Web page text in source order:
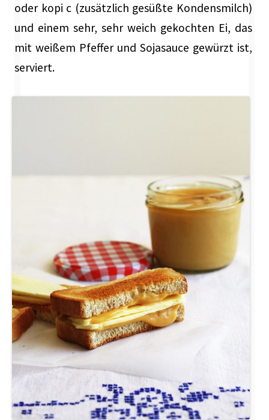
oder kopi c (zusätzlich gesüßte Kondensmilch)
und einem sehr, sehr weich gekochten Ei, das
mit weißem Pfeffer und Sojasauce gewürzt ist,
serviert.